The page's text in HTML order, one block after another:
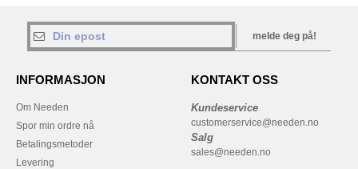
melde deg på!
INFORMASJON
Om Needen
Spor min ordre nå
Betalingsmetoder
Levering
KONTAKT OSS
Kundeservice
customerservice@needen.no
Salg
sales@needen.no